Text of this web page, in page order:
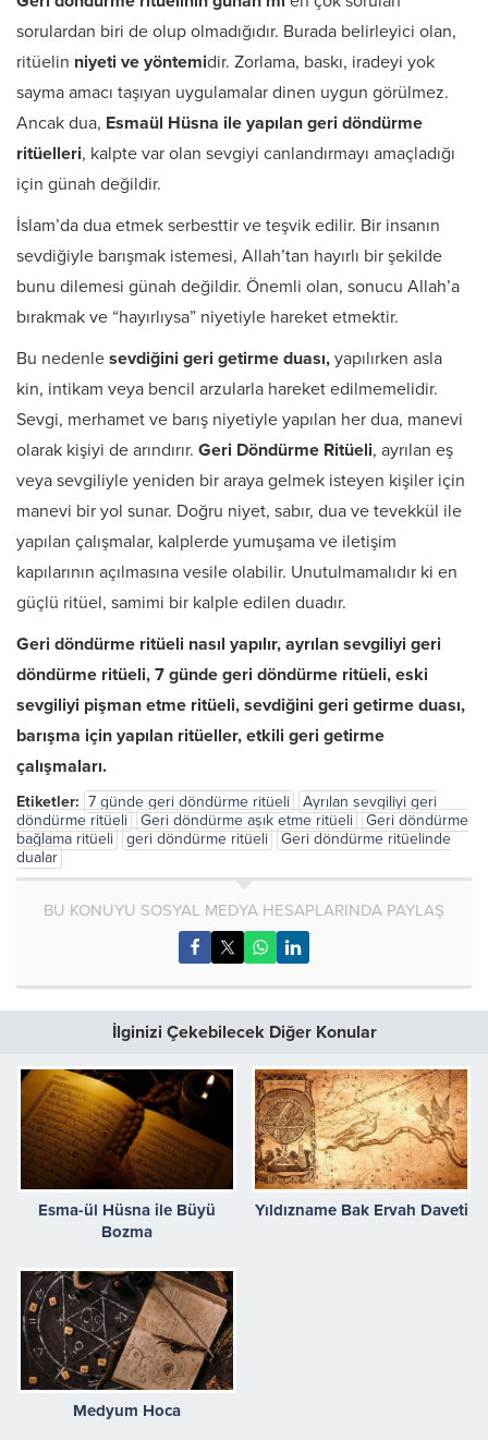
sorulardan biri de olup olmadığıdır. Burada belirleyici olan,
ritüelin niyeti ve yöntemidir. Zorlama, baskı, iradeyi yok
sayma amacı taşıyan uygulamalar dinen uygun görülmez.
Ancak dua, Esmaül Hüsna ile yapılan geri döndürme
ritüelleri, kalpte var olan sevgiyi canlandırmayı amaçladığı
için günah değildir.
İslam’da dua etmek serbesttir ve teşvik edilir. Bir insanın
sevdiğiyle barışmak istemesi, Allah’tan hayırlı bir şekilde
bunu dilemesi günah değildir. Önemli olan, sonucu Allah’a
bırakmak ve “hayırlıysa” niyetiyle hareket etmektir.
Bu nedenle sevdiğini geri getirme duası, yapılırken asla
kin, intikam veya bencil arzularla hareket edilmemelidir.
Sevgi, merhamet ve barış niyetiyle yapılan her dua, manevi
olarak kişiyi de arındırır. Geri Döndürme Ritüeli, ayrılan eş
veya sevgiliyle yeniden bir araya gelmek isteyen kişiler için
manevi bir yol sunar. Doğru niyet, sabır, dua ve tevekkül ile
yapılan çalışmalar, kalplerde yumuşama ve iletişim
kapılarının açılmasına vesile olabilir. Unutulmamalıdır ki en
güçlü ritüel, samimi bir kalple edilen duadır.
Geri döndürme ritüeli nasıl yapılır, ayrılan sevgiliyi geri
döndürme ritüeli, 7 günde geri döndürme ritüeli, eski
sevgiliyi pişman etme ritüeli, sevdiğini geri getirme duası,
barışma için yapılan ritüeller, etkili geri getirme
çalışmaları.
Etiketler: 7 günde geri döndürme ritüeli
Ayrılan sevgiliyi geri
döndürme ritüeli
Geri döndürme aşık etme ritüeli
Geri döndürme
bağlama ritüeli
geri döndürme ritüeli
Geri döndürme ritüelinde
dualar
BU KONUYU SOSYAL MEDYA HESAPLARINDA PAYLAŞ
İlginizi Çekebilecek Diğer Konular
Esma-ül Hüsna ile Büyü
Bozma
Yıldızname Bak Ervah Daveti
Medyum Hoca